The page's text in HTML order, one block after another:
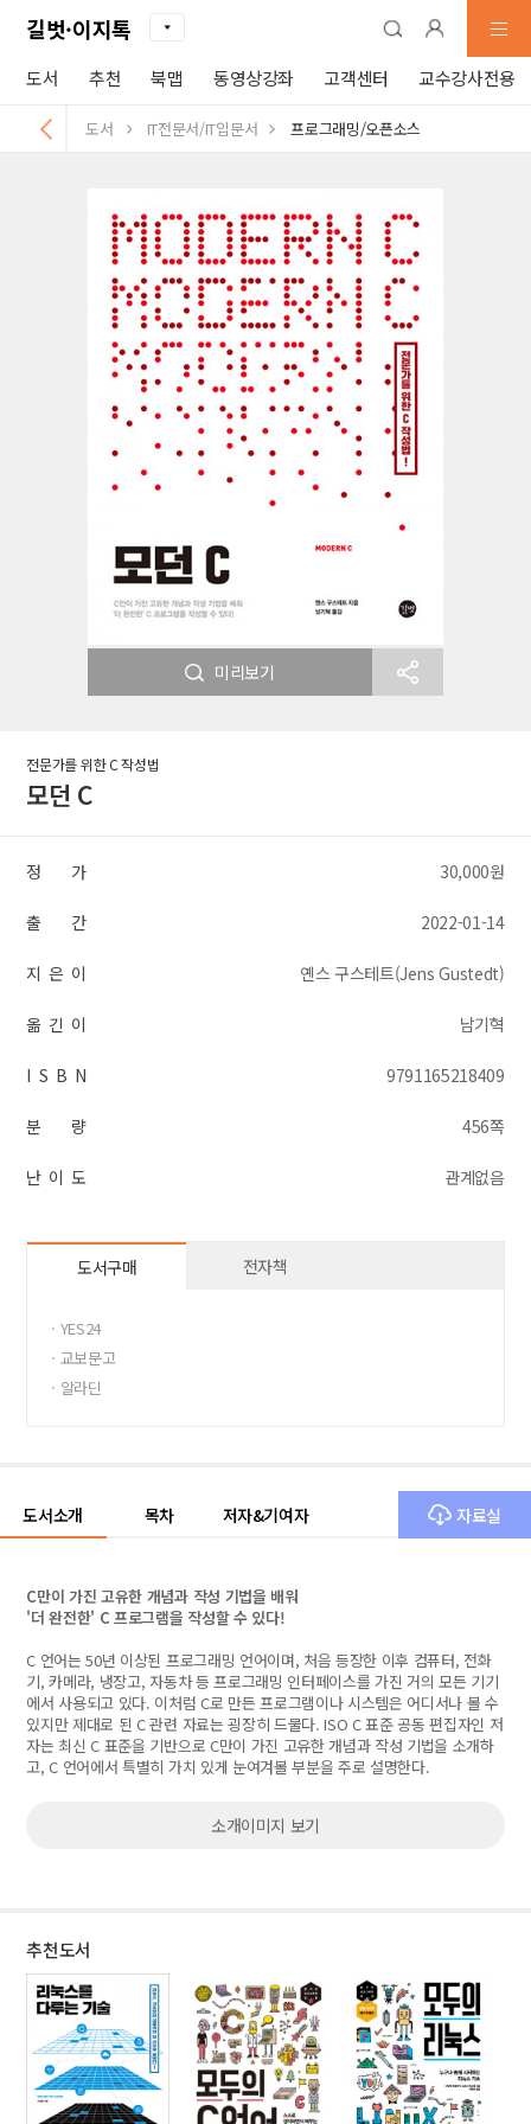
길벗·이지톡
도서 추천 북맵 동영상강좌 고객센터 교수강사전용
도서 IT전문서/IT입문서 프로그래밍/오픈소스
미리보기
전문가를 위한 C 작성법
모던 C
정 가 30,000원
출 간 2022-01-14
지 은 이 옌스 구스테트(Jens Gustedt)
옮 긴 이 남기혁
I S B N 9791165218409
분 량 456쪽
난 이 도 관계없음
도서구매 전자책
· YES24
· 교보문고
· 알라딘
도서소개 목차 저자&기여자 자료실
C만이 가진 고유한 개념과 작성 기법을 배워
'더 완전한' C 프로그램을 작성할 수 있다!
C 언어는 50년 이상된 프로그래밍 언어이며, 처음 등장한 이후 컴퓨터, 전화
기, 카메라, 냉장고, 자동차 등 프로그래밍 인터페이스를 가진 거의 모든 기기
에서 사용되고 있다. 이처럼 C로 만든 프로그램이나 시스템은 어디서나 볼 수
있지만 제대로 된 C 관련 자료는 굉장히 드물다. ISO C 표준 공동 편집자인 저
자는 최신 C 표준을 기반으로 C만이 가진 고유한 개념과 작성 기법을 소개하
고, C 언어에서 특별히 가치 있게 눈여겨볼 부분을 주로 설명한다.
소개이미지 보기
추천도서